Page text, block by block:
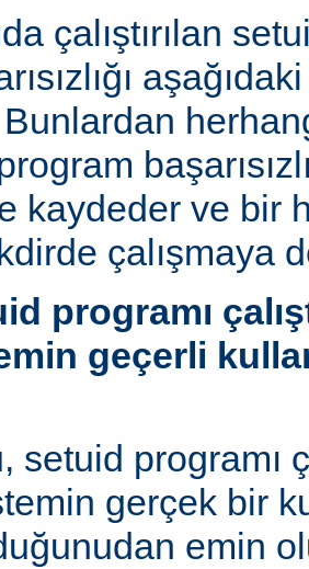
çalıştırılan
kaydeder ve bir
çalışmaya
programı
geçerli
setuid programı
gerçek bir
emin